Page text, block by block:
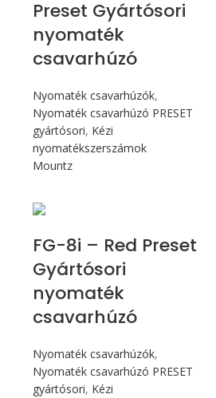
Preset Gyártósori
nyomaték
csavarhúzó
Nyomaték csavarhúzók,
Nyomaték csavarhúzó PRESET
gyártósori, Kézi
nyomatékszerszámok
Mountz
FG-8i – Red Preset
Gyártósori
nyomaték
csavarhúzó
Nyomaték csavarhúzók,
Nyomaték csavarhúzó PRESET
gyártósori, Kézi